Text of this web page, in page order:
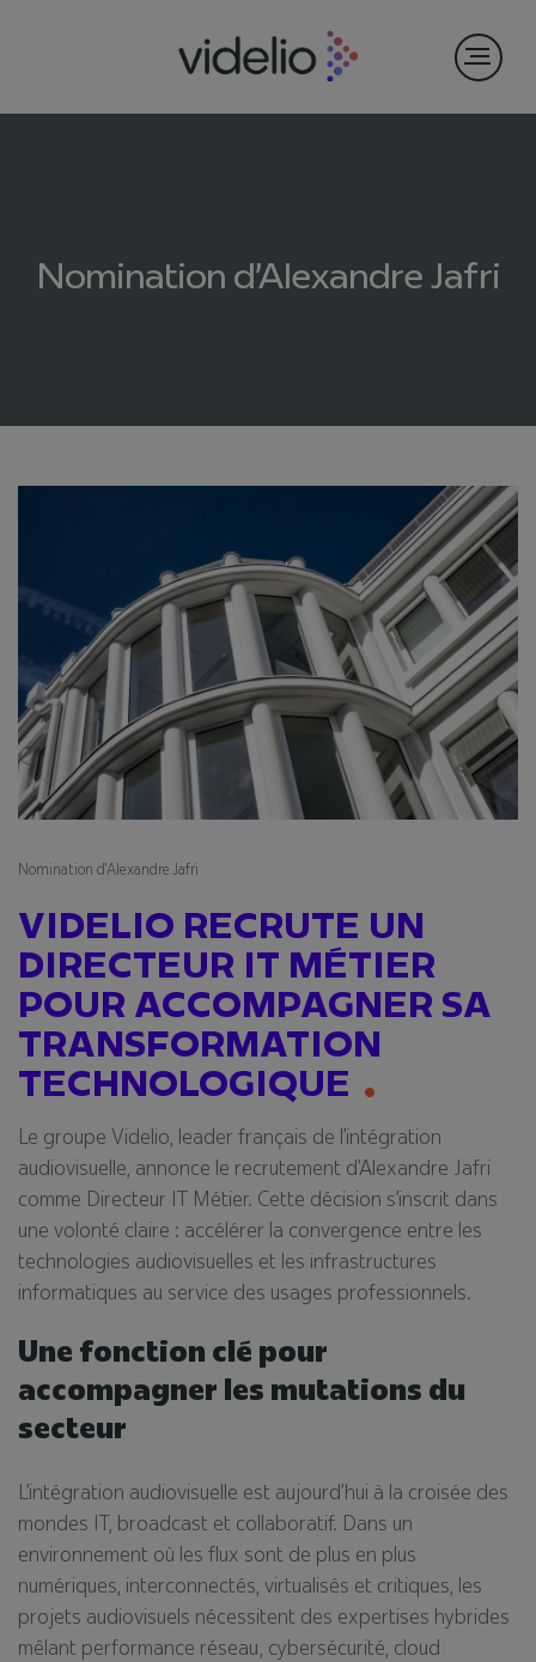
Nomination d’Alexandre Jafri
Nomination d’Alexandre Jafri
VIDELIO RECRUTE UN
DIRECTEUR IT MÉTIER
POUR ACCOMPAGNER SA
TRANSFORMATION
TECHNOLOGIQUE
Le groupe Videlio, leader français de l’intégration
audiovisuelle, annonce le recrutement d’Alexandre Jafri
comme Directeur IT Métier. Cette décision s’inscrit dans
une volonté claire : accélérer la convergence entre les
technologies audiovisuelles et les infrastructures
informatiques au service des usages professionnels.
Une fonction clé pour
accompagner les mutations du
secteur
L’intégration audiovisuelle est aujourd’hui à la croisée des
mondes IT, broadcast et collaboratif. Dans un
environnement où les flux sont de plus en plus
numériques, interconnectés, virtualisés et critiques, les
projets audiovisuels nécessitent des expertises hybrides
mêlant performance réseau, cybersécurité, cloud